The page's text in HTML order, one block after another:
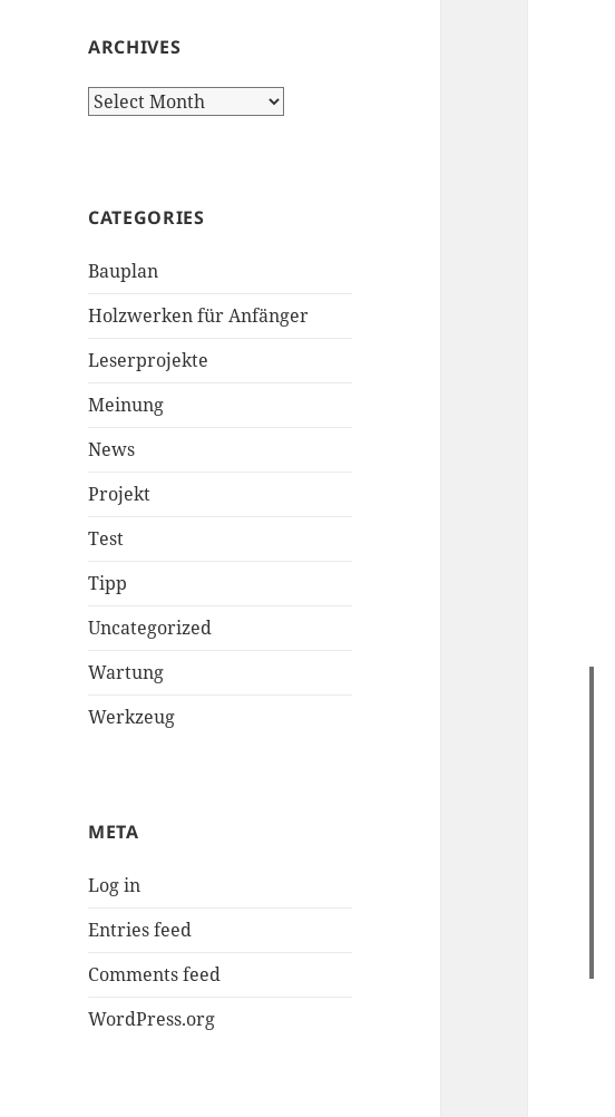
ARCHIVES
Archives
CATEGORIES
Bauplan
Holzwerken für Anfänger
Leserprojekte
Meinung
News
Projekt
Test
Tipp
Uncategorized
Wartung
Werkzeug
META
Log in
Entries feed
Comments feed
WordPress.org